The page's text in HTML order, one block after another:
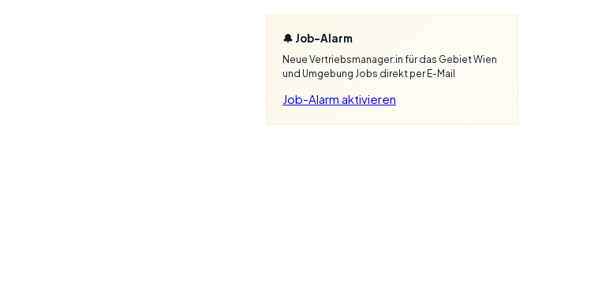
🔔 Job-Alarm
Neue Vertriebsmanager:in für das Gebiet Wien
und Umgebung Jobs direkt per E-Mail
Job-Alarm aktivieren